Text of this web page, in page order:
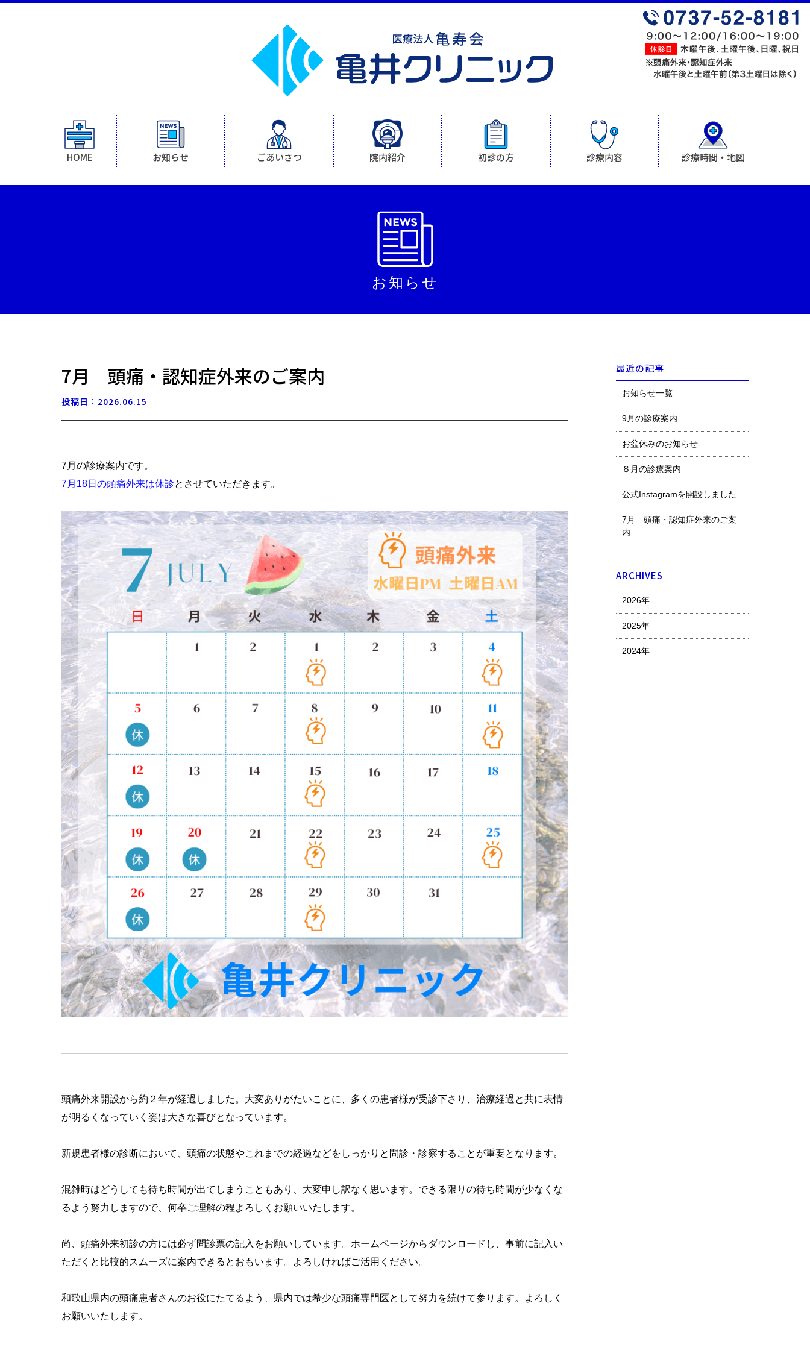
HOME お知らせ ごあいさつ 院内紹介 初診の方 診療内容 診療時間・地図
お知らせ
7月 頭痛・認知症外来のご案内
投稿日：2026.06.15
7月の診療案内です。
7月18日の頭痛外来は休診とさせていただきます。
頭痛外来開設から約２年が経過しました。大変ありがたいことに、多くの患者様が受診下さり、治療経過と共に表情
が明るくなっていく姿は大きな喜びとなっています。
新規患者様の診断において、頭痛の状態やこれまでの経過などをしっかりと問診・診察することが重要となります。
混雑時はどうしても待ち時間が出てしまうこともあり、大変申し訳なく思います。できる限りの待ち時間が少なくな
るよう努力しますので、何卒ご理解の程よろしくお願いいたします。
尚、頭痛外来初診の方には必ず問診票の記入をお願いしています。ホームページからダウンロードし、 事前に記入い
ただくと比較的スムーズに案内できるとおもいます。よろしければご活用ください。
和歌山県内の頭痛患者さんのお役にたてるよう、県内では希少な頭痛専門医として努力を続けて参ります。よろしく
お願いいたします。
最近の記事
お知らせ一覧
9月の診療案内
お盆休みのお知らせ
８月の診療案内
公式Instagramを開設しました
7月 頭痛・認知症外来のご案
内
ARCHIVES
2026年
2025年
2024年